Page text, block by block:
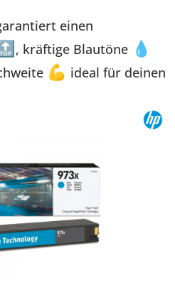
einen
, kräftige Blautöne 💧
💪 ideal für deinen